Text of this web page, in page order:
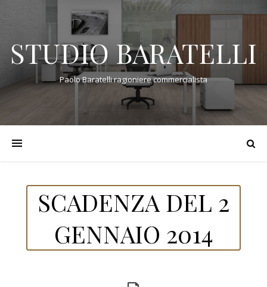
STUDIO BARATELLI
Paolo Baratelli ragioniere commercialista
SCADENZA DEL 2
GENNAIO 2014